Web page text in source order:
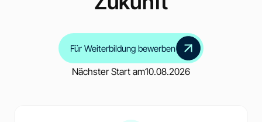
Für Weiterbildung bewerben
Nächster Start am10.08.2026